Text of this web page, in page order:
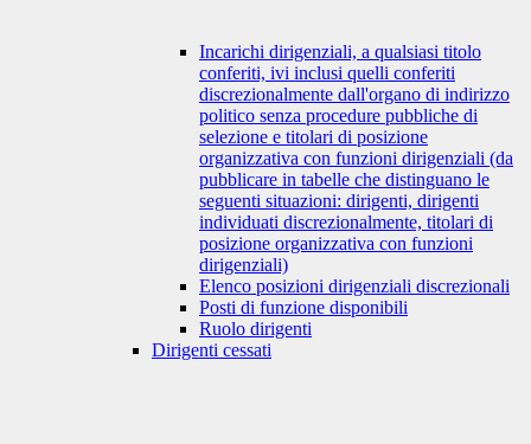
Incarichi dirigenziali, a qualsiasi titolo
conferiti, ivi inclusi quelli conferiti
discrezionalmente dall'organo di indirizzo
politico senza procedure pubbliche di
selezione e titolari di posizione
organizzativa con funzioni dirigenziali (da
pubblicare in tabelle che distinguano le
seguenti situazioni: dirigenti, dirigenti
individuati discrezionalmente, titolari di
posizione organizzativa con funzioni
dirigenziali)
Elenco posizioni dirigenziali discrezionali
Posti di funzione disponibili
Ruolo dirigenti
Dirigenti cessati